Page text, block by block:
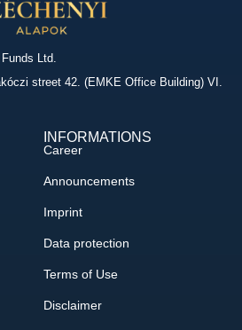
Ltd.
street 42. (EMKE Office Building) VI.
INFORMATIONS
Career
Announcements
Imprint
Data protection
Terms of Use
Disclaimer